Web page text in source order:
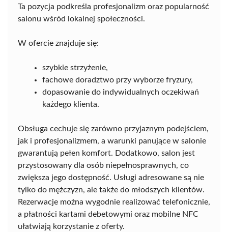
Ta pozycja podkreśla profesjonalizm oraz popularność
salonu wśród lokalnej społeczności.
W ofercie znajduje się:
szybkie strzyżenie,
fachowe doradztwo przy wyborze fryzury,
dopasowanie do indywidualnych oczekiwań
każdego klienta.
Obsługa cechuje się zarówno przyjaznym podejściem,
jak i profesjonalizmem, a warunki panujące w salonie
gwarantują pełen komfort. Dodatkowo, salon jest
przystosowany dla osób niepełnosprawnych, co
zwiększa jego dostępność. Usługi adresowane są nie
tylko do mężczyzn, ale także do młodszych klientów.
Rezerwacje można wygodnie realizować telefonicznie,
a płatności kartami debetowymi oraz mobilne NFC
ułatwiają korzystanie z oferty.